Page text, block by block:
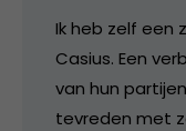
Ik heb zelf een
Casius. Een
van hun
tevreden met